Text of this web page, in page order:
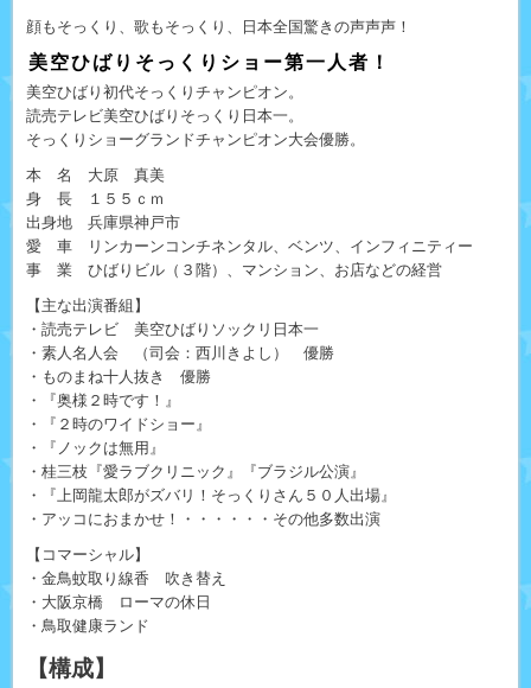
顔もそっくり、歌もそっくり、日本全国驚きの声声声！
美空ひばりそっくりショー第一人者！
美空ひばり初代そっくりチャンピオン。
読売テレビ美空ひばりそっくり日本一。
そっくりショーグランドチャンピオン大会優勝。
本 名 大原 真美
身 長 １５５ｃｍ
出身地 兵庫県神戸市
愛 車 リンカーンコンチネンタル、ベンツ、インフィニティー
事 業 ひばりビル（３階）、マンション、お店などの経営
【主な出演番組】
・読売テレビ 美空ひばりソックリ日本一
・素人名人会 （司会：西川きよし） 優勝
・ものまね十人抜き 優勝
・『奥様２時です！』
・『２時のワイドショー』
・『ノックは無用』
・桂三枝『愛ラブクリニック』『ブラジル公演』
・『上岡龍太郎がズバリ！そっくりさん５０人出場』
・アッコにおまかせ！・・・・・・その他多数出演
【コマーシャル】
・金鳥蚊取り線香 吹き替え
・大阪京橋 ローマの休日
・鳥取健康ランド
【構成】